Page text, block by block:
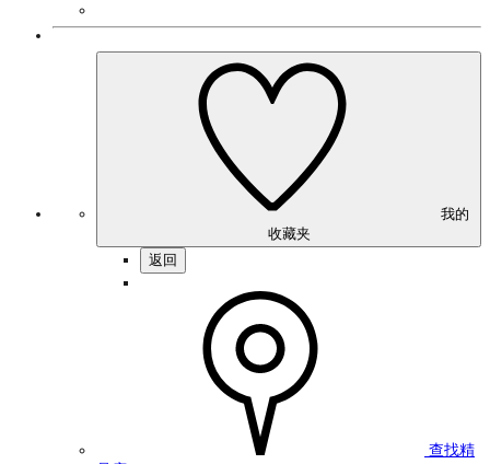
收藏夹
返回
查找精